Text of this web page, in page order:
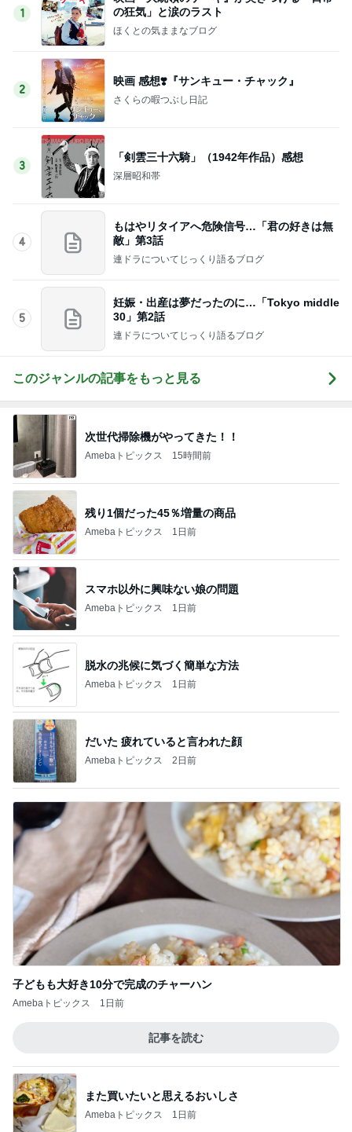
1
の狂気」と涙のラスト
ほくとの気ままなブログ
2
映画 感想❣️『サンキュー・チャック』
さくらの暇つぶし日記
3
「剣雲三十六騎」（1942年作品）感想
深層昭和帯
4
もはやリタイアへ危険信号…「君の好きは無
敵」第3話
連ドラについてじっくり語るブログ
5
妊娠・出産は夢だったのに…「Tokyo middle
30」第2話
連ドラについてじっくり語るブログ
このジャンルの記事をもっと見る
次世代掃除機がやってきた！！
Amebaトピックス 15時間前
残り1個だった45％増量の商品
Amebaトピックス 1日前
スマホ以外に興味ない娘の問題
Amebaトピックス 1日前
脱水の兆候に気づく簡単な方法
Amebaトピックス 1日前
だいた 疲れていると言われた顔
Amebaトピックス 2日前
子どもも大好き10分で完成のチャーハン
Amebaトピックス 1日前
記事を読む
また買いたいと思えるおいしさ
Amebaトピックス 1日前